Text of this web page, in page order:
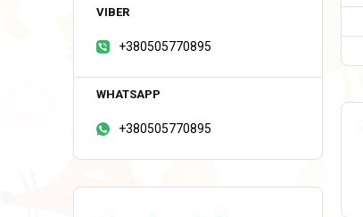
+380505770895
+380505770895